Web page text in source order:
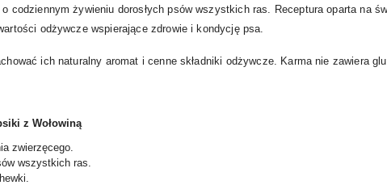
codziennym żywieniu dorosłych psów wszystkich ras. Receptura oparta na
odżywcze wspierające zdrowie i kondycję psa.
ich naturalny aromat i cenne składniki odżywcze. Karma nie zawiera
z Wołowiną
zwierzęcego.
wszystkich ras.